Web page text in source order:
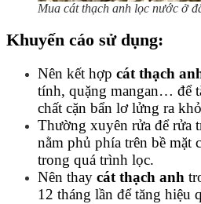
Mua cát thạch anh lọc nước ở
Khuyến cáo sử dụng:
Nên kết hợp cát thạch
tính, quặng mangan… để
chất cặn bẩn lơ lửng ra
Thường xuyên rửa để rửa
nằm phủ phía trên bề mặt
trong quá trình lọc.
Nên thay cát thạch anh
12 tháng lần để tăng hiệu